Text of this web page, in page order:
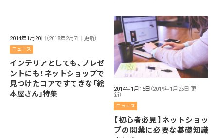
2014年1月20日 （2018年2月7日 更新）
ニュース
インテリアとしても、プレゼ
ントにも！ネットショップで
見つけたコアですてきな「絵
本屋さん」特集
2014年1月15日 （2019年1月25日 更
新）
ニュース
【初心者必見】ネットショッ
プの開業に必要な基礎知識